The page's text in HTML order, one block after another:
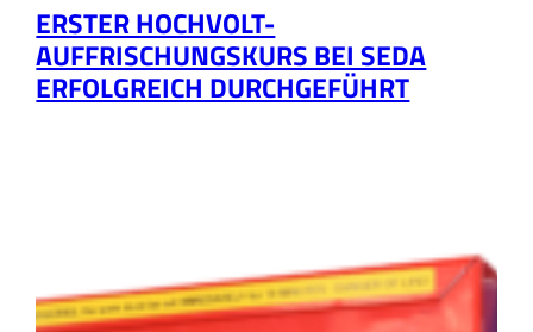
ERSTER HOCHVOLT-
AUFFRISCHUNGSKURS BEI SEDA
ERFOLGREICH DURCHGEFÜHRT